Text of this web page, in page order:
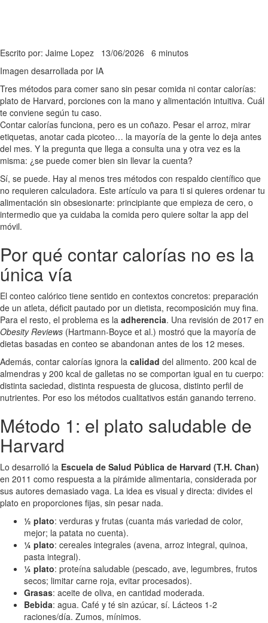
Escrito por: Jaime Lopez 13/06/2026 6 minutos
Imagen desarrollada por IA
Tres métodos para comer sano sin pesar comida ni contar calorías:
plato de Harvard, porciones con la mano y alimentación intuitiva. Cuál
te conviene según tu caso.
Contar calorías funciona, pero es un coñazo. Pesar el arroz, mirar
etiquetas, anotar cada picoteo… la mayoría de la gente lo deja antes
del mes. Y la pregunta que llega a consulta una y otra vez es la
misma: ¿se puede comer bien sin llevar la cuenta?
Sí, se puede. Hay al menos tres métodos con respaldo científico que
no requieren calculadora. Este artículo va para ti si quieres ordenar tu
alimentación sin obsesionarte: principiante que empieza de cero, o
intermedio que ya cuidaba la comida pero quiere soltar la app del
móvil.
Por qué contar calorías no es la
única vía
El conteo calórico tiene sentido en contextos concretos: preparación
de un atleta, déficit pautado por un dietista, recomposición muy fina.
Para el resto, el problema es la adherencia. Una revisión de 2017 en
Obesity Reviews (Hartmann-Boyce et al.) mostró que la mayoría de
dietas basadas en conteo se abandonan antes de los 12 meses.
Además, contar calorías ignora la calidad del alimento. 200 kcal de
almendras y 200 kcal de galletas no se comportan igual en tu cuerpo:
distinta saciedad, distinta respuesta de glucosa, distinto perfil de
nutrientes. Por eso los métodos cualitativos están ganando terreno.
Método 1: el plato saludable de
Harvard
Lo desarrolló la Escuela de Salud Pública de Harvard (T.H. Chan)
en 2011 como respuesta a la pirámide alimentaria, considerada por
sus autores demasiado vaga. La idea es visual y directa: divides el
plato en proporciones fijas, sin pesar nada.
½ plato: verduras y frutas (cuanta más variedad de color,
mejor; la patata no cuenta).
¼ plato: cereales integrales (avena, arroz integral, quinoa,
pasta integral).
¼ plato: proteína saludable (pescado, ave, legumbres, frutos
secos; limitar carne roja, evitar procesados).
Grasas: aceite de oliva, en cantidad moderada.
Bebida: agua. Café y té sin azúcar, sí. Lácteos 1-2
raciones/día. Zumos, mínimos.